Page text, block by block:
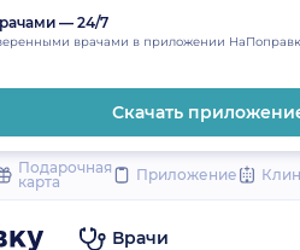
content
— 24/7
врачами в приложении
Скачать
Подарочная
карта
Приложение
Врачи